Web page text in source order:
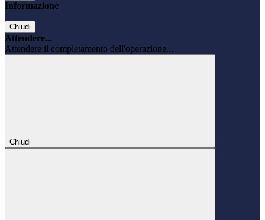
Informazione
Chiudi
Attendere...
Attendere il completamento dell'operazione...
Chiudi